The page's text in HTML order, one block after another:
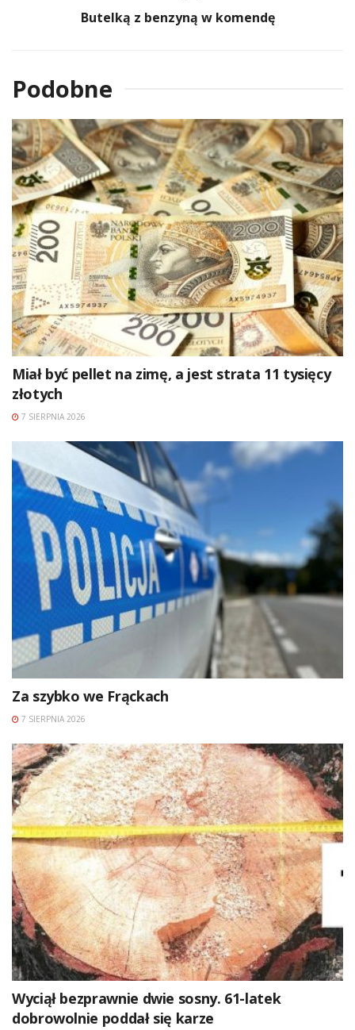
Butelką z benzyną w komendę
Podobne
Miał być pellet na zimę, a jest strata 11 tysięcy
złotych
7 SIERPNIA 2026
Za szybko we Frąckach
7 SIERPNIA 2026
Wyciął bezprawnie dwie sosny. 61-latek
dobrowolnie poddał się karze